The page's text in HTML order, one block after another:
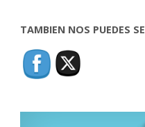
TAMBIEN NOS PUEDES